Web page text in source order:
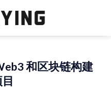
和区块链构建